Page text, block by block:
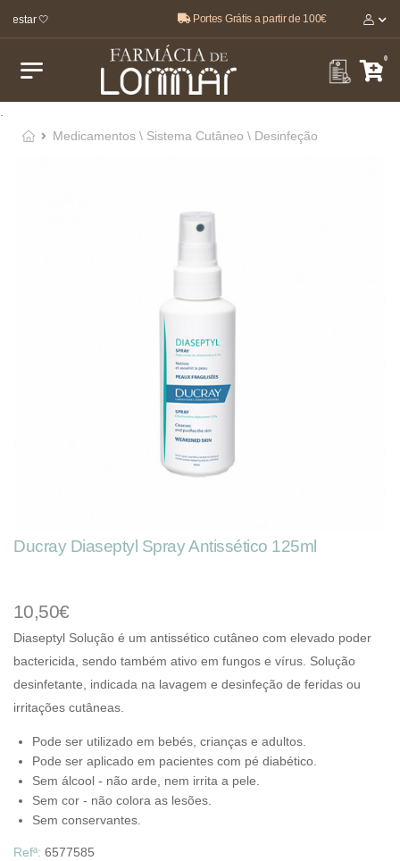
estar 🤍 Portes Grátis a partir de 100€
0
Medicamentos \ Sistema Cutâneo \ Desinfeção
Ducray Diaseptyl Spray Antissético 125ml
10,50€
Diaseptyl Solução é um antissético cutâneo com elevado poder
bactericida, sendo também ativo em fungos e vírus. Solução
desinfetante, indicada na lavagem e desinfeção de feridas ou
irritações cutâneas.
Pode ser utilizado em bebés, crianças e adultos.
Pode ser aplicado em pacientes com pé diabético.
Sem álcool - não arde, nem irrita a pele.
Sem cor - não colora as lesões.
Sem conservantes.
Refª: 6577585